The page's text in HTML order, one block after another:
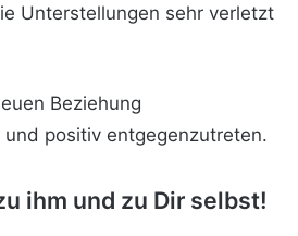
Unterstellungen sehr verletzt
Beziehung
und positiv entgegenzutreten.
ihm und zu Dir selbst!